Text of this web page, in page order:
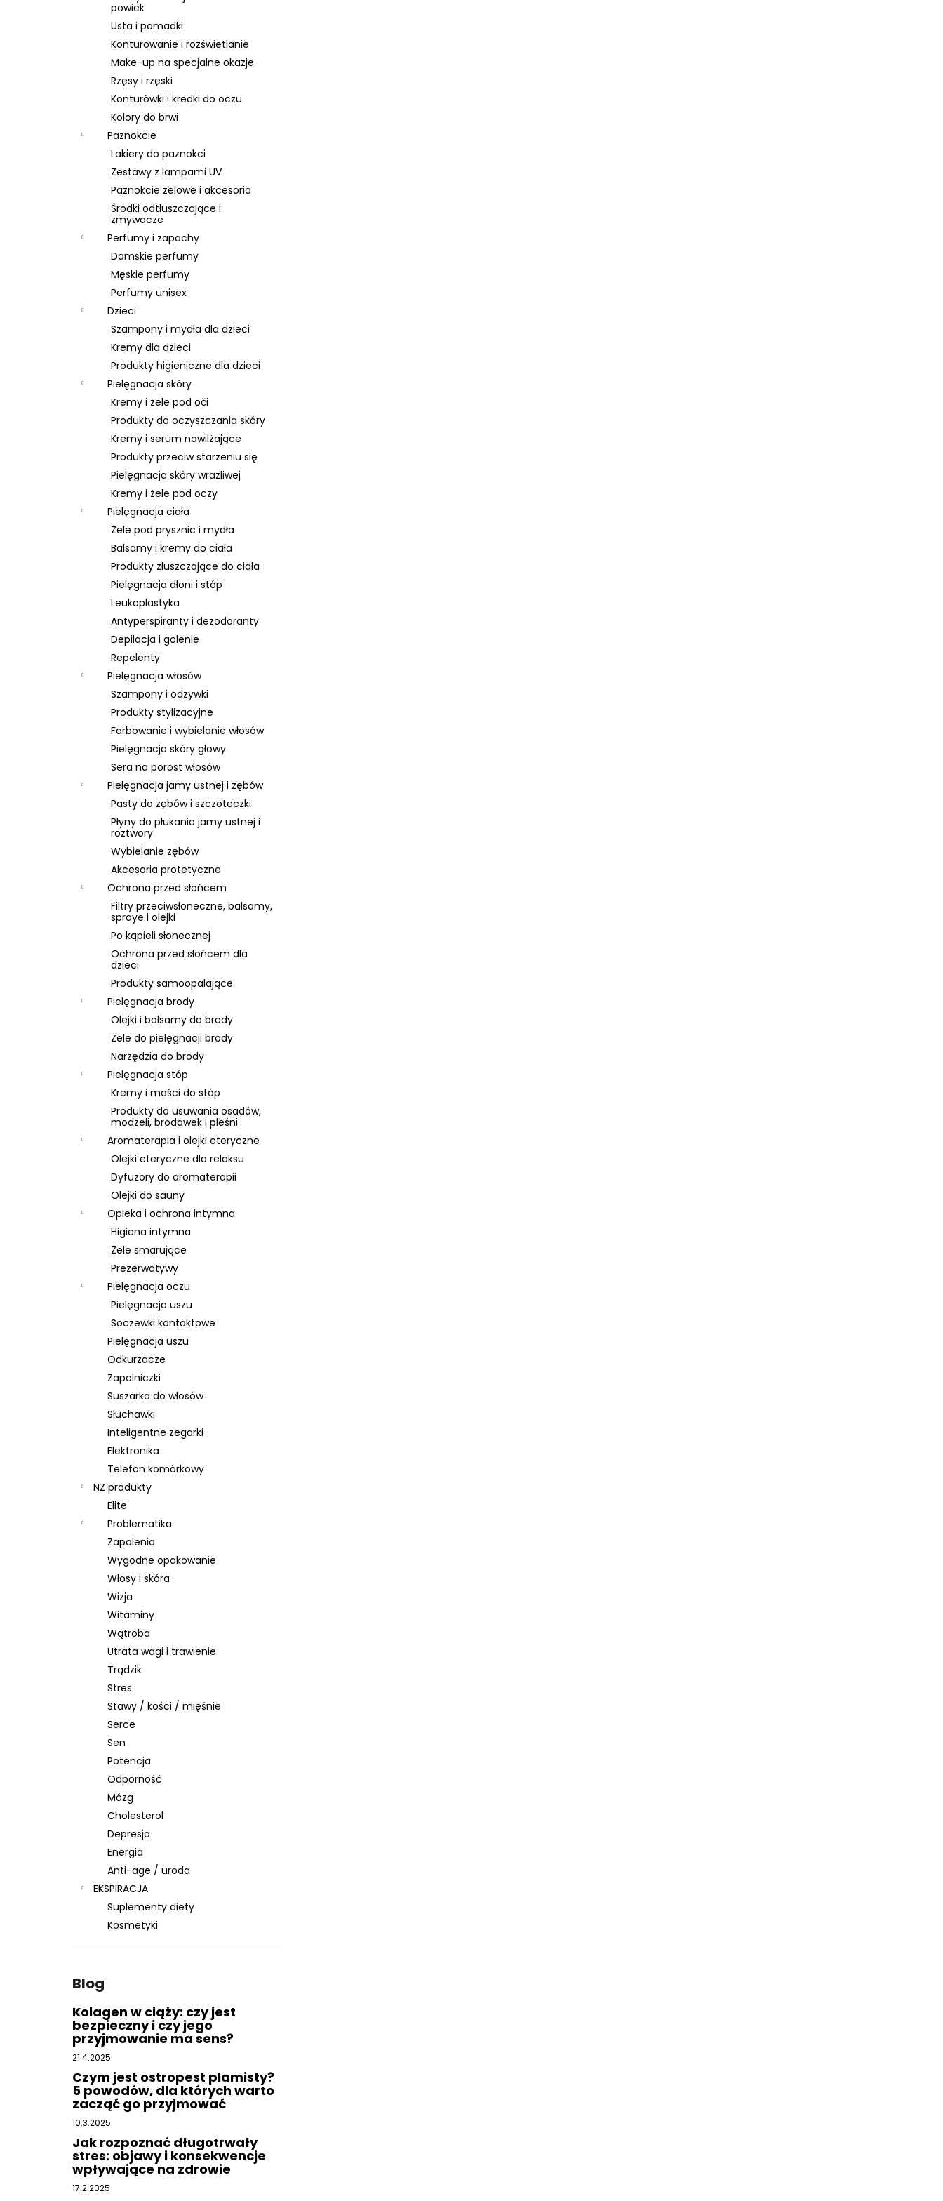
powiek
Usta i pomadki
Konturowanie i rozświetlanie
Make-up na specjalne okazje
Rzęsy i rzęski
Konturówki i kredki do oczu
Kolory do brwi
Paznokcie
Lakiery do paznokci
Zestawy z lampami UV
Paznokcie żelowe i akcesoria
Środki odtłuszczające i
zmywacze
Perfumy i zapachy
Damskie perfumy
Męskie perfumy
Perfumy unisex
Dzieci
Szampony i mydła dla dzieci
Kremy dla dzieci
Produkty higieniczne dla dzieci
Pielęgnacja skóry
Kremy i żele pod oči
Produkty do oczyszczania skóry
Kremy i serum nawilżające
Produkty przeciw starzeniu się
Pielęgnacja skóry wrażliwej
Kremy i żele pod oczy
Pielęgnacja ciała
Żele pod prysznic i mydła
Balsamy i kremy do ciała
Produkty złuszczające do ciała
Pielęgnacja dłoni i stóp
Leukoplastyka
Antyperspiranty i dezodoranty
Depilacja i golenie
Repelenty
Pielęgnacja włosów
Szampony i odżywki
Produkty stylizacyjne
Farbowanie i wybielanie włosów
Pielęgnacja skóry głowy
Sera na porost włosów
Pielęgnacja jamy ustnej i zębów
Pasty do zębów i szczoteczki
Płyny do płukania jamy ustnej i
roztwory
Wybielanie zębów
Akcesoria protetyczne
Ochrona przed słońcem
Filtry przeciwsłoneczne, balsamy,
spraye i olejki
Po kąpieli słonecznej
Ochrona przed słońcem dla
dzieci
Produkty samoopalające
Pielęgnacja brody
Olejki i balsamy do brody
Żele do pielęgnacji brody
Narzędzia do brody
Pielęgnacja stóp
Kremy i maści do stóp
Produkty do usuwania osadów,
modzeli, brodawek i pleśni
Aromaterapia i olejki eteryczne
Olejki eteryczne dla relaksu
Dyfuzory do aromaterapii
Olejki do sauny
Opieka i ochrona intymna
Higiena intymna
Żele smarujące
Prezerwatywy
Pielęgnacja oczu
Pielęgnacja uszu
Soczewki kontaktowe
Pielęgnacja uszu
Odkurzacze
Zapalniczki
Suszarka do włosów
Słuchawki
Inteligentne zegarki
Elektronika
Telefon komórkowy
NZ produkty
Elite
Problematika
Zapalenia
Wygodne opakowanie
Włosy i skóra
Wizja
Witaminy
Wątroba
Utrata wagi i trawienie
Trądzik
Stres
Stawy / kości / mięśnie
Serce
Sen
Potencja
Odporność
Mózg
Cholesterol
Depresja
Energia
Anti-age / uroda
EKSPIRACJA
Suplementy diety
Kosmetyki
Blog
Kolagen w ciąży: czy jest
bezpieczny i czy jego
przyjmowanie ma sens?
21.4.2025
Czym jest ostropest plamisty?
5 powodów, dla których warto
zacząć go przyjmować
10.3.2025
Jak rozpoznać długotrwały
stres: objawy i konsekwencje
wpływające na zdrowie
17.2.2025
BRAUN SERIES 9 PRO PLUS 9577CC
6 999 zł